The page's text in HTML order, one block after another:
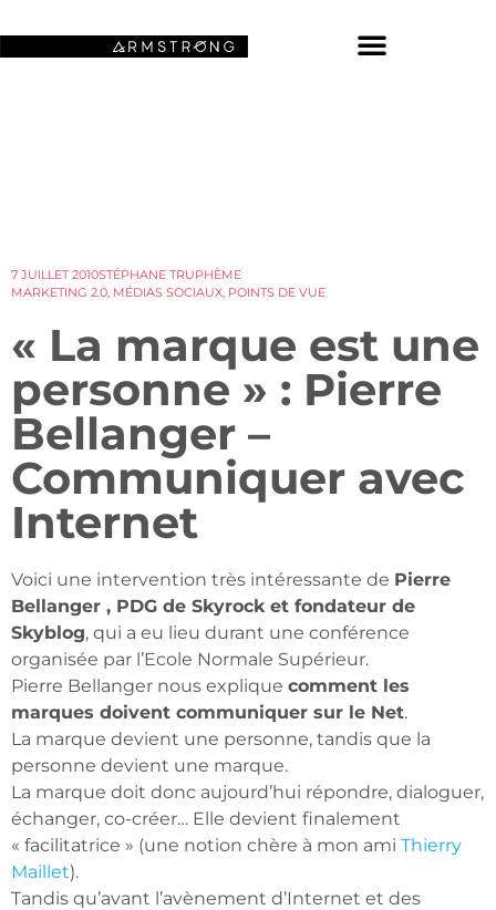
7 JUILLET 2010STÉPHANE TRUPHÈME
MARKETING 2.0, MÉDIAS SOCIAUX, POINTS DE VUE
« La marque est une
personne » : Pierre
Bellanger –
Communiquer avec
Internet
Voici une intervention très intéressante de Pierre
Bellanger , PDG de Skyrock et fondateur de
Skyblog, qui a eu lieu durant une conférence
organisée par l’Ecole Normale Supérieur.
Pierre Bellanger nous explique comment les
marques doivent communiquer sur le Net.
La marque devient une personne, tandis que la
personne devient une marque.
La marque doit donc aujourd’hui répondre, dialoguer,
échanger, co-créer… Elle devient finalement
« facilitatrice » (une notion chère à mon ami Thierry
Maillet).
Tandis qu’avant l’avènement d’Internet et des